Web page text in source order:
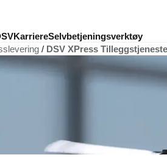
KarriereSelvbetjeningsverktøy
DSV XPress